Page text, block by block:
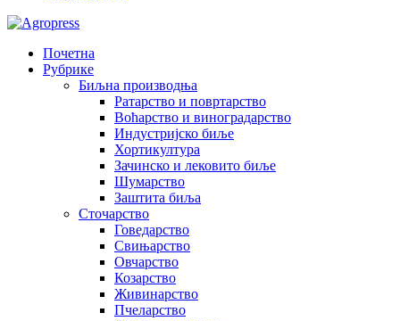
Почетна
Рубрике
Биљна производња
Ратарство и повртарство
Воћарство и виноградарство
Индустријско биље
Хортикултура
Зачинско и лековито биље
Шумарство
Заштита биља
Сточарство
Говедарство
Свињарство
Овчарство
Козарство
Живинарство
Пчеларство